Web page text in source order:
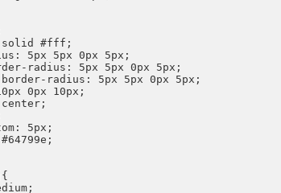
solid #fff;
5px 5px 0px 5px;
radius: 5px 5px 0px 5px;
radius: 5px 5px 0px 5px;
0px 10px;
5px;